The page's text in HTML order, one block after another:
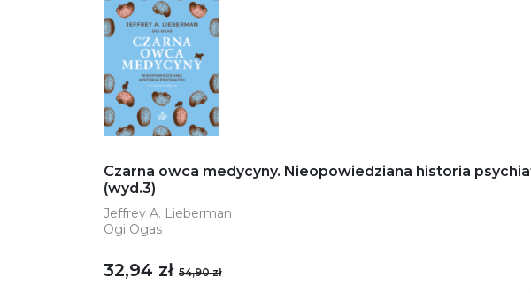
Czarna owca medycyny. Nieopowiedziana historia
(wyd.3)
Jeffrey A. Lieberman
Ogi Ogas
32,94 zł 54,90 zł